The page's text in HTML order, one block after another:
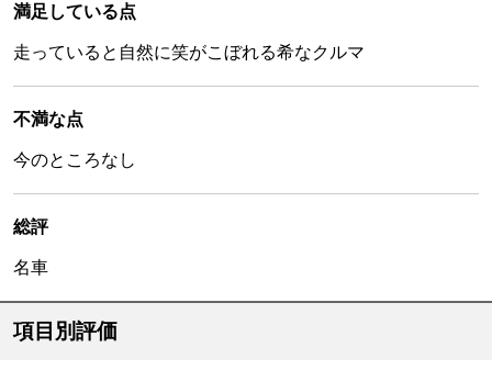
満足している点
走っていると自然に笑がこぼれる希なクルマ
不満な点
今のところなし
総評
名車
項目別評価